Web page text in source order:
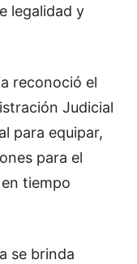
legalidad y
reconoció el
Judicial
para equipar,
para el
tiempo
se brinda